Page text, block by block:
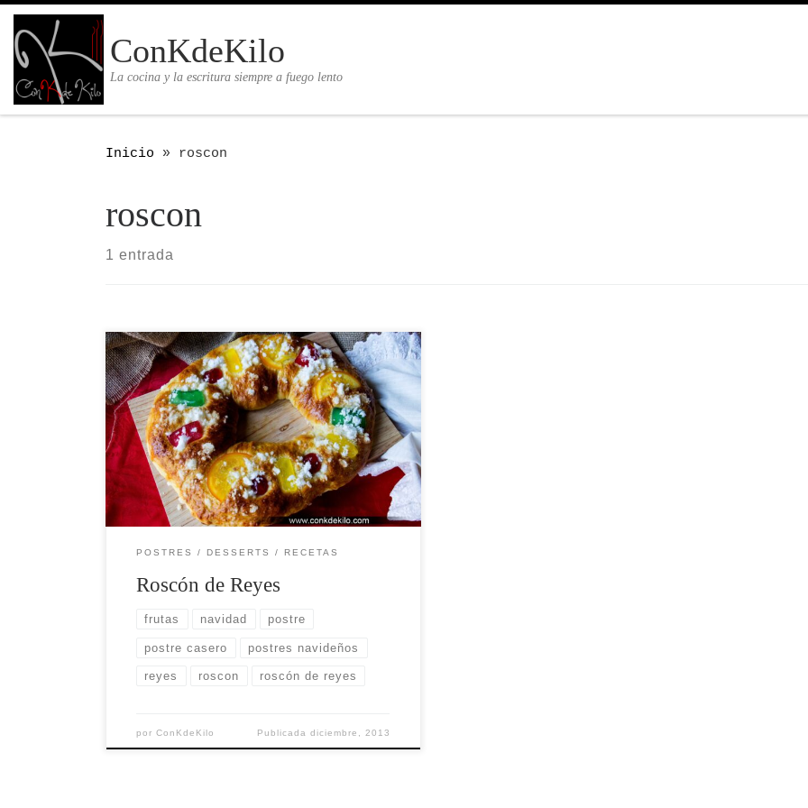
Saltar al contenido
ConKdeKilo
La cocina y la escritura siempre a fuego lento
Inicio » roscon
roscon
1 entrada
En esta receta aprenderemos a hacer un
roscón de Reyes delicioso paso a paso.
POSTRES / DESSERTS RECETAS
Roscón de Reyes
frutas navidad postre
postre casero postres navideños
reyes roscon roscón de reyes
porConKdeKilo Publicada diciembre, 2013